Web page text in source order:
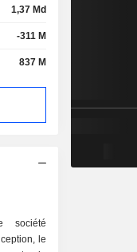
1,37 Md
-311 M
837 M
société
le